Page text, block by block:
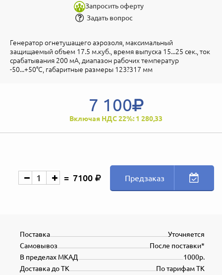
Запросить оферту
Задать вопрос
Генератор огнетушащего аэрозоля, максимальный
защищаемый объем 17.5 м.куб., время выпуска 15...25 сек., ток
срабатывания 200 мА, диапазон рабочих температур
-50...+50°С, габаритные размеры 123?317 мм
7 100
Включая НДС 22%: 1 280,33
7100 Предзаказ
Уточняется
Поставка
После поставки*
Самовывоз
1000р.
В пределах МКАД
По тарифам ТК
Доставка до ТК